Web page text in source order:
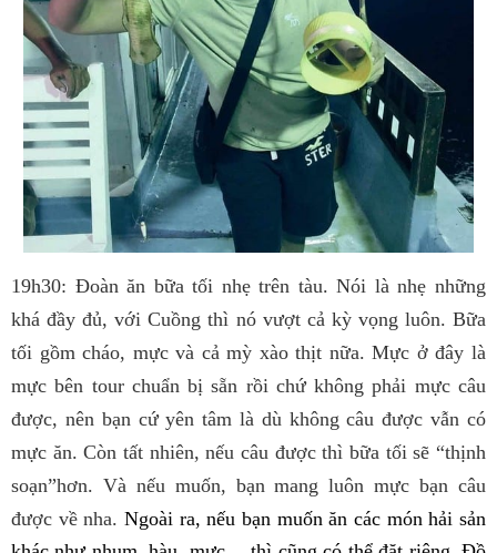
19h30: Đoàn ăn bữa tối nhẹ trên tàu. Nói là nhẹ những
khá đầy đủ, với Cuồng thì nó vượt cả kỳ vọng luôn. Bữa
tối gồm cháo, mực và cả mỳ xào thịt nữa. Mực ở đây là
mực bên tour chuẩn bị sẵn rồi chứ không phải mực câu
được, nên bạn cứ yên tâm là dù không câu được vẫn có
mực ăn. Còn tất nhiên, nếu câu được thì bữa tối sẽ “thịnh
soạn”hơn. Và nếu muốn, bạn mang luôn mực bạn câu
được về nha. Ngoài ra, nếu bạn muốn ăn các món hải sản